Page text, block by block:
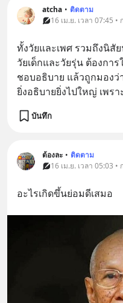
atcha • ติดตาม
16 เม.ย. เวลา 07:45 •
ทั้งวัยและเพศ รวมถึงนิสั
วัยเด็กและวัยรุ่น ต้องกา
ชอบอธิบาย แล้วถูกมองว่
ยิ่งอธิบายยิ่งไปใหญ่ เพร
บันทึก
ต้องละ • ติดตาม
16 เม.ย. เวลา 05:03 •
อะไรเกิดขึ้นย่อมดีเสมอ